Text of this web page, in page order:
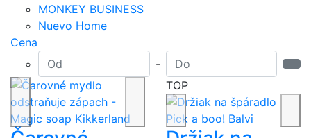
MONKEY BUSINESS
Nuevo Home
Cena
-
TOP